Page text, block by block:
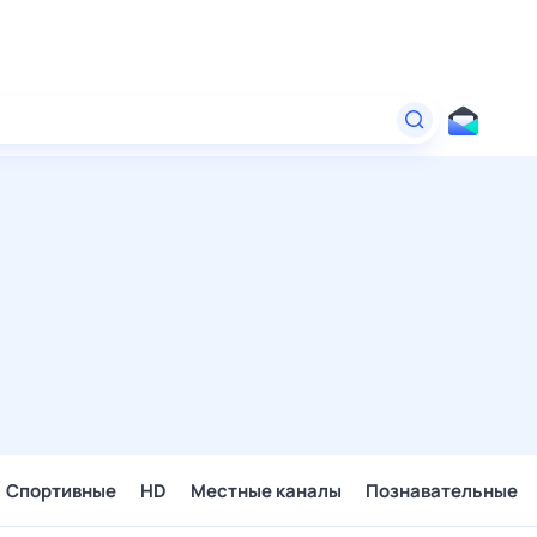
Спортивные HD Местные каналы Познавательные